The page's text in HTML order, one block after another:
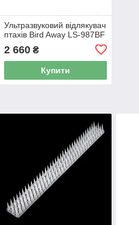
Ультразвуковий відлякувач
птахів Bird Away LS-987BF
2 660₴
Купити